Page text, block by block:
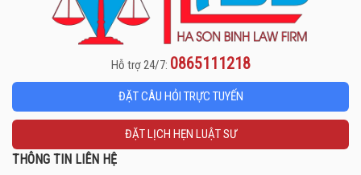
Hỗ trợ 24/7: 0865111218
ĐẶT CÂU HỎI TRỰC TUYẾN
ĐẶT LỊCH HẸN LUẬT SƯ
THÔNG TIN LIÊN HỆ